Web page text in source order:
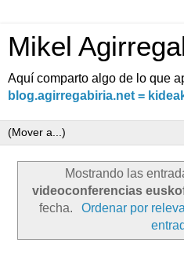
Mikel
Aquí comparto algo de lo que
blog.agirregabiria.net =
Mostrando las
videoconferencias
fecha.
Ordenar por